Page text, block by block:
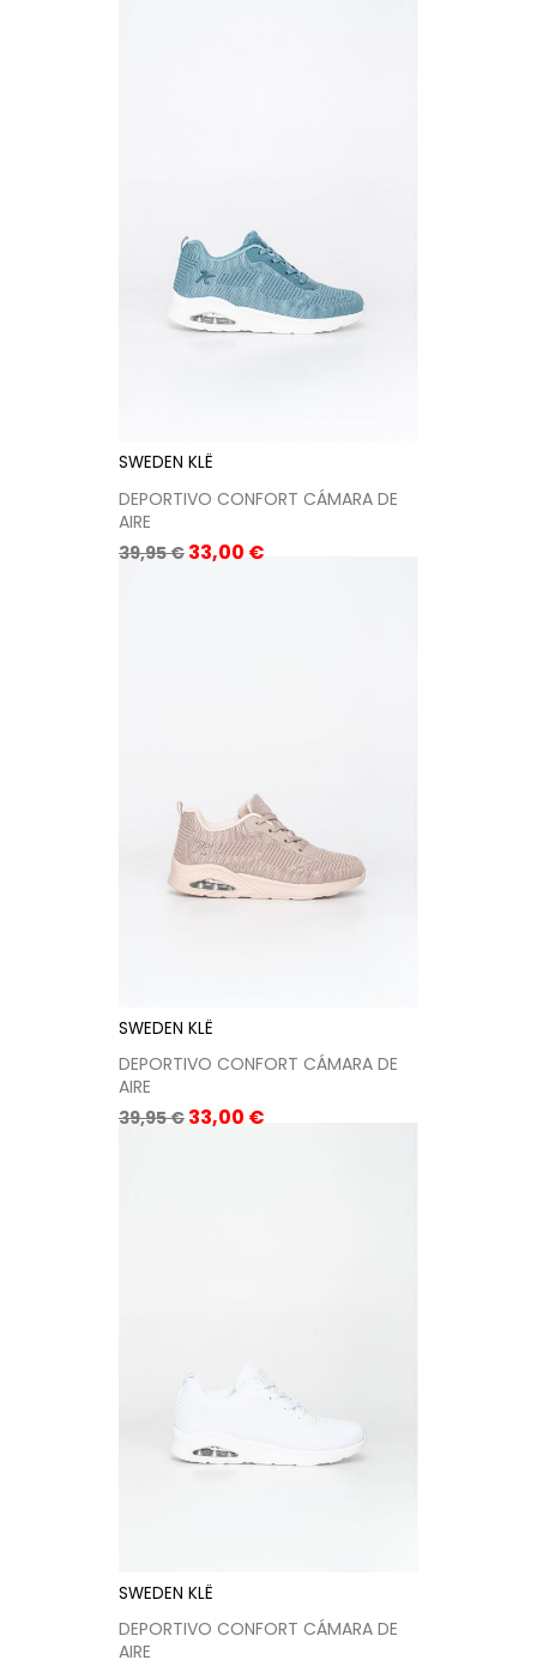
SWEDEN KLË
DEPORTIVO CONFORT CÁMARA DE
AIRE
Precio
39,95 € Precio
33,00 €
SWEDEN KLË
DEPORTIVO CONFORT CÁMARA DE
AIRE
Precio
39,95 € Precio
33,00 €
SWEDEN KLË
DEPORTIVO CONFORT CÁMARA DE
AIRE